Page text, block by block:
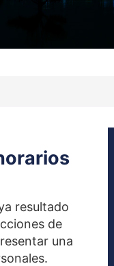
resultado
de
una